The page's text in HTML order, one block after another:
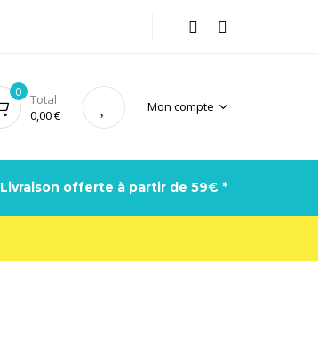
0,00€
Total
0
Mon compte
Livraison offerte à partir de 59€ *